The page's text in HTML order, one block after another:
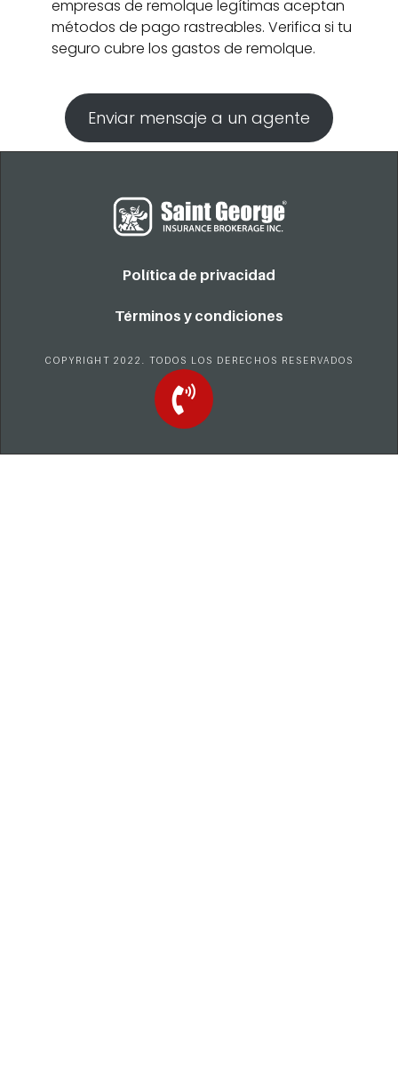
empresas de remolque legítimas aceptan
métodos de pago rastreables. Verifica si tu
seguro cubre los gastos de remolque.
Enviar mensaje a un agente
Política de privacidad
Términos y condiciones
COPYRIGHT 2022. TODOS LOS DERECHOS RESERVADOS